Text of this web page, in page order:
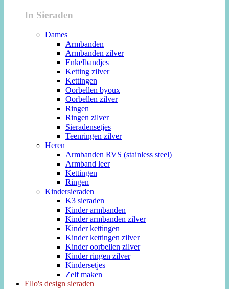
In Sieraden
Dames
Armbanden
Armbanden zilver
Enkelbandjes
Ketting zilver
Kettingen
Oorbellen byoux
Oorbellen zilver
Ringen
Ringen zilver
Sieradensetjes
Teenringen zilver
Heren
Armbanden RVS (stainless steel)
Armband leer
Kettingen
Ringen
Kindersieraden
K3 sieraden
Kinder armbanden
Kinder armbanden zilver
Kinder kettingen
Kinder kettingen zilver
Kinder oorbellen zilver
Kinder ringen zilver
Kindersetjes
Zelf maken
Ello's design sieraden